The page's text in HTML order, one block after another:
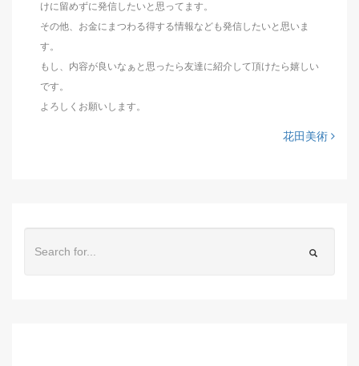
けに留めずに発信したいと思ってます。
その他、お金にまつわる得する情報なども発信したいと思いま
す。
もし、内容が良いなぁと思ったら友達に紹介して頂けたら嬉しい
です。
よろしくお願いします。
花田美術